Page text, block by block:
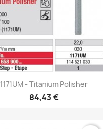
1171UM - Titanium Polisher
84,43 €